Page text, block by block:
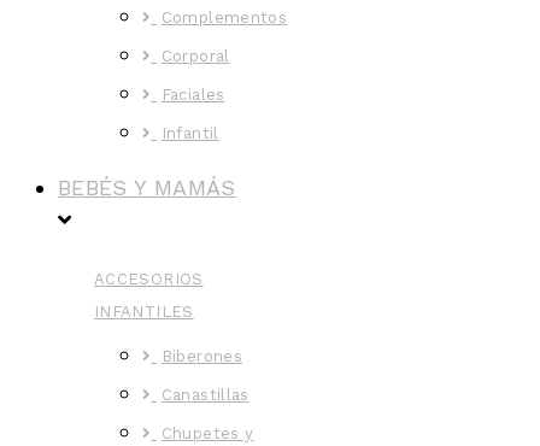
Complementos
Corporal
Faciales
Infantil
BEBÉS Y MAMÁS
ACCESORIOS
INFANTILES
Biberones
Canastillas
Chupetes y